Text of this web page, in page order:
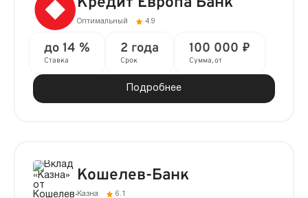
Оптимальный 4.9
до 14 %
Ставка
2 года
Срок
100 000 ₽
Сумма, от
Подробнее
Кошелев-Банк
Казна 6.1